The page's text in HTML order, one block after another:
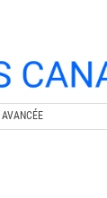
AVANCÉE